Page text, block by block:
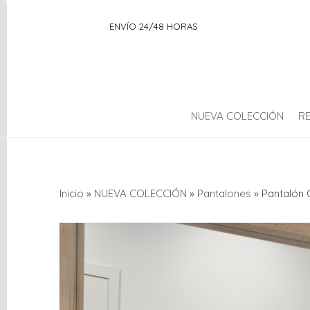
ENVÍO 24/48 HORAS
NUEVA COLECCIÓN
AMBIENTADOR
Inicio » NUEVA COLECCIÓN » Pantalones » Pantalón